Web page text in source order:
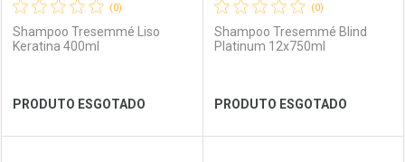
Ver Desconto Convênio Ver Desconto Convênio
(0)
Shampoo Tresemmé Liso
Keratina 400ml
PRODUTO ESGOTADO
(0)
Shampoo Tresemmé Blind
Platinum 12x750ml
PRODUTO ESGOTADO